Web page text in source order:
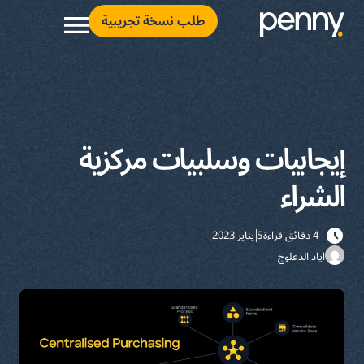
طلب نسخة تجريبية
إيجابيات وسلبيات مركزية
الشراء
4 دقائق قراءة
5 يناير 2023
اياد الدعلوج